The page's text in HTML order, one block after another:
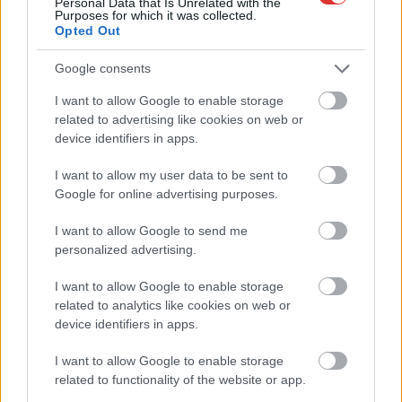
Purposes for which it was collected.
Opted Out
Google consents
I want to allow Google to enable storage
related to advertising like cookies on web or
device identifiers in apps.
I want to allow my user data to be sent to
Google for online advertising purposes.
I want to allow Google to send me
personalized advertising.
I want to allow Google to enable storage
related to analytics like cookies on web or
device identifiers in apps.
I want to allow Google to enable storage
related to functionality of the website or app.
Hírlevél feliratkozás
Adja meg keresztnevét:
Adja
meg e-mail címét: